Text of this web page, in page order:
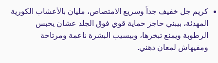
كريم جل خفيف جداً وسريع الامتصاص، مليان بالأعشاب الكورية
المهدئة، بيبني حاجز حماية قوي فوق الجلد عشان يحبس
الرطوبة ويمنع تبخرها، وبيسيب البشرة ناعمة ومرتاحة
ومفيهاش لمعان دهني.